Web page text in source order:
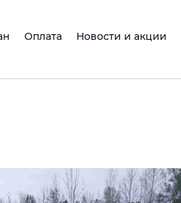
Оплата Новости и акции